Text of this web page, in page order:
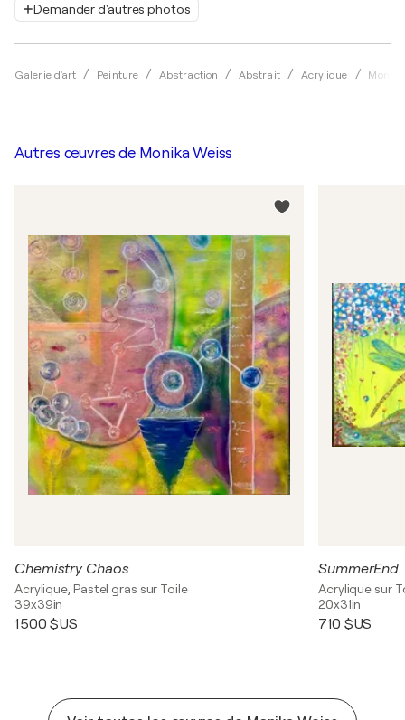
Demander d'autres photos
Galerie d'art Peinture Abstraction Abstrait Acrylique
Autres œuvres de Monika Weiss
Chemistry Chaos
Acrylique, Pastel gras sur Toile
39x39in
1 500 $US
SummerEnd
Acrylique sur
20x31in
710 $US